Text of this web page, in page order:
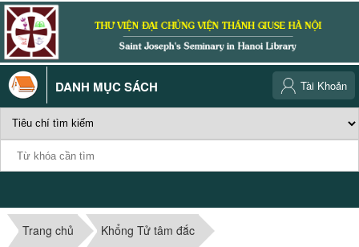
DANH MỤC SÁCH Tài Khoản
Trang chủ Khổng Tử tâm đắc